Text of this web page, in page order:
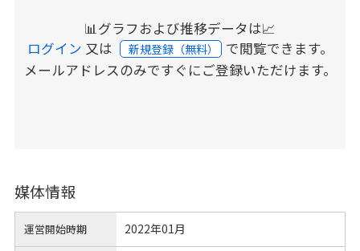
📊グラフおよび推移データは📈
ログイン 又は 新規登録（無料） で閲覧できます。
メールアドレスのみですぐにご登録いただけます。
媒体情報
運営開始時期 2022年01月